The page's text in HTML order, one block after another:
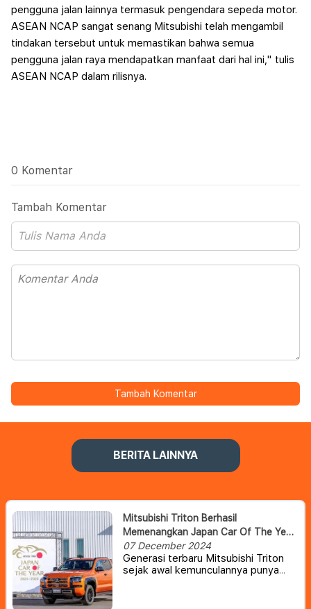
pengguna jalan lainnya termasuk pengendara sepeda motor.
ASEAN NCAP sangat senang Mitsubishi telah mengambil
tindakan tersebut untuk memastikan bahwa semua
pengguna jalan raya mendapatkan manfaat dari hal ini," tulis
ASEAN NCAP dalam rilisnya.
0 Komentar
Tambah Komentar
Tambah Komentar
BERITA LAINNYA
Mitsubishi Triton Berhasil
Memenangkan Japan Car Of The Year
(JCOTY) 2024
07 December 2024
Generasi terbaru Mitsubishi Triton
sejak awal kemunculannya punya